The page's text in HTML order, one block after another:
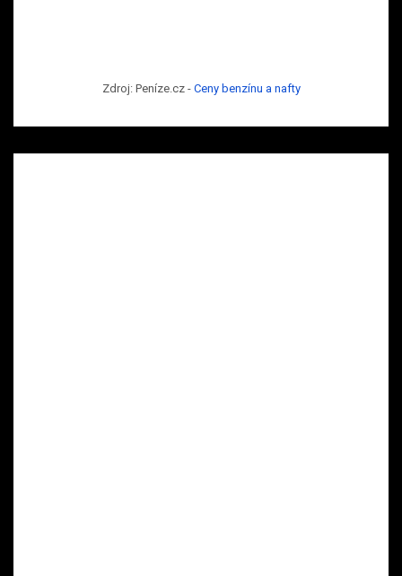
Zdroj: Peníze.cz - Ceny benzínu a nafty